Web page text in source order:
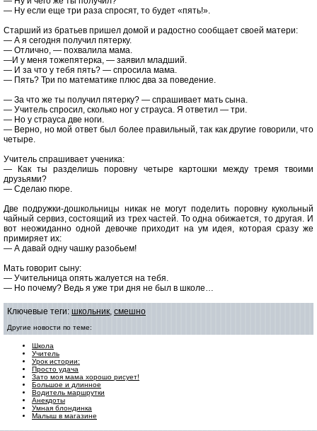
— Ну если еще три раза спросят, то будет «пять!».
Старший из братьев пришел домой и радостно сообщает своей матери:
— А я сегодня получил пятерку.
— Отлично, — похвалила мама.
—И у меня тожепятерка, — заявил младший.
— И за что у тебя пять? — спросила мама.
— Пять? Три по математике плюс два за поведение.
— За что же ты получил пятерку? — спрашивает мать сына.
— Учитель спросил, сколько ног у страуса. Я ответил — три.
— Но у страуса две ноги.
— Верно, но мой ответ был более правильный, так как другие говорили, что
четыре.
Учитель спрашивает ученика:
— Как ты разделишь поровну четыре картошки между тремя твоими
друзьями?
— Сделаю пюре.
Две подружки-дошкольницы никак не могут поделить поровну кукольный
чайный сервиз, состоящий из трех частей. То одна обижается, то другая. И
вот неожиданно одной девочке приходит на ум идея, которая сразу же
примиряет их:
— А давай одну чашку разобьем!
Мать говорит сыну:
— Учительница опять жалуется на тебя.
— Но почему? Ведь я уже три дня не был в школе…
Ключевые теги: школьник, смешно
Другие новости по теме:
Школа
Учитель
Урок истории:
Просто удача
Зато моя мама хорошо рисует!
Большое и длинное
Водитель маршрутки
Анекдоты
Умная блондинка
Малыш в магазине